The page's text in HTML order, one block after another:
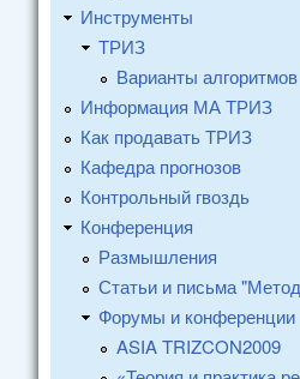
Инструменты
ТРИЗ
Варианты алгоритмов
Информация МА ТРИЗ
Как продавать ТРИЗ
Кафедра прогнозов
Контрольный гвоздь
Конференция
Размышления
Статьи и письма
Форумы и конференции
ASIA TRIZCON2009